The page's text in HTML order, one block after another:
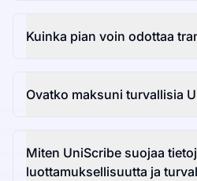
Kuinka pian voin odottaa
Ovatko maksuni turvallisia
Miten UniScribe suojaa
luottamuksellisuutta ja